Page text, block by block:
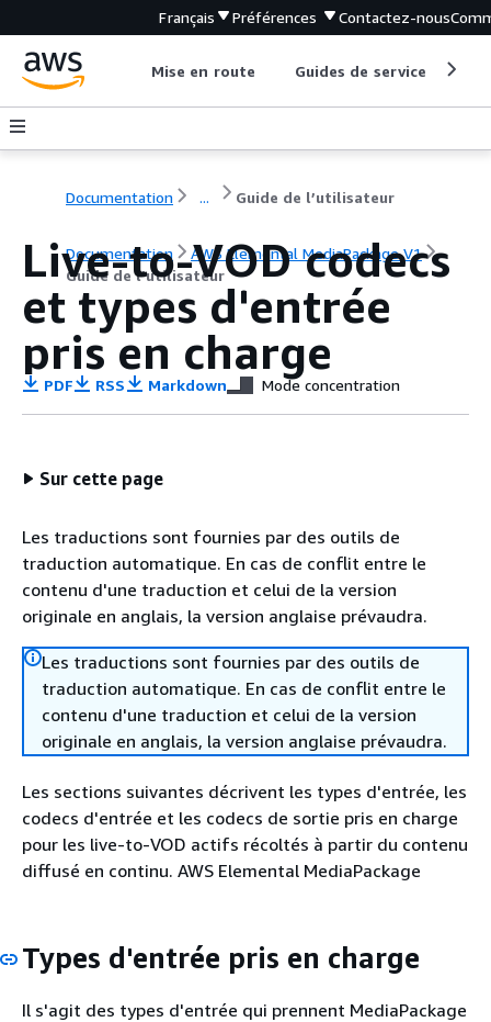
Français Préférences Contactez-nous
Mise en route Guides de service
Documentation ... Guide de l’utilisateur
Documentation
AWS Elemental MediaPackage V1
Guide de l’utilisateur
Live-to-VOD codecs
et types d'entrée
pris en charge
PDF RSS Markdown Mode concentration
Sur cette page
Les traductions sont fournies par des outils de
traduction automatique. En cas de conflit entre le
contenu d'une traduction et celui de la version
originale en anglais, la version anglaise prévaudra.
Les traductions sont fournies par des outils de
traduction automatique. En cas de conflit entre le
contenu d'une traduction et celui de la version
originale en anglais, la version anglaise prévaudra.
Les sections suivantes décrivent les types d'entrée, les
codecs d'entrée et les codecs de sortie pris en charge
pour les live-to-VOD actifs récoltés à partir du contenu
diffusé en continu. AWS Elemental MediaPackage
Types d'entrée pris en charge
Il s'agit des types d'entrée qui prennent MediaPackage